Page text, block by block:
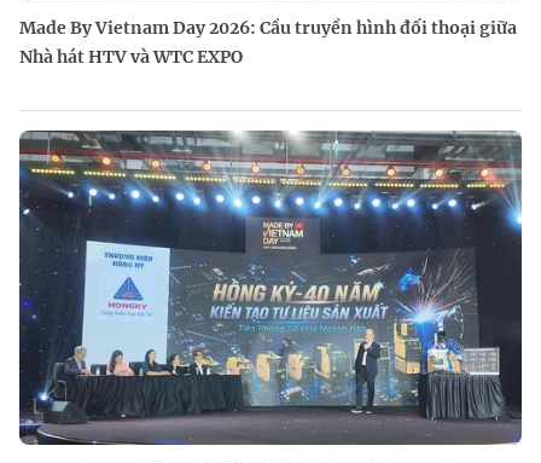
Made By Vietnam Day 2026: Cầu truyền hình đối thoại giữa
Nhà hát HTV và WTC EXPO